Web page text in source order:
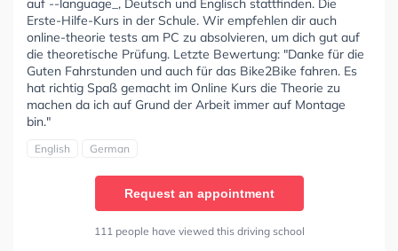
Erste-Hilfe-Kurs in der Schule. Wir empfehlen dir auch
online-theorie tests am PC zu absolvieren, um dich gut auf
die theoretische Prüfung. Letzte Bewertung: "Danke für die
Guten Fahrstunden und auch für das Bike2Bike fahren. Es
hat richtig Spaß gemacht im Online Kurs die Theorie zu
machen da ich auf Grund der Arbeit immer auf Montage
bin."
English German
Request an appointment
111 people have viewed this driving school